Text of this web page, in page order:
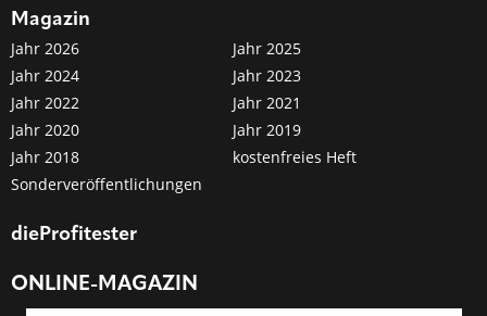
Magazin
Jahr 2026
Jahr 2025
Jahr 2024
Jahr 2023
Jahr 2022
Jahr 2021
Jahr 2020
Jahr 2019
Jahr 2018
kostenfreies Heft
Sonderveröffentlichungen
dieProfitester
ONLINE-MAGAZIN